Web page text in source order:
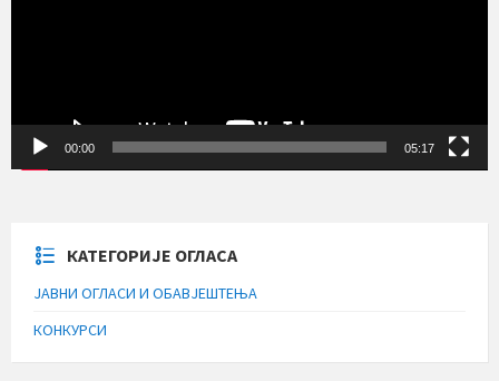
00:00 05:17
КАТЕГОРИЈЕ ОГЛАСА
ЈАВНИ ОГЛАСИ И ОБАВЈЕШТЕЊА
КОНКУРСИ